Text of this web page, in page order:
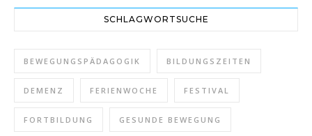
SCHLAGWORTSUCHE
BEWEGUNGSPÄDAGOGIK BILDUNGSZEITEN
DEMENZ FERIENWOCHE FESTIVAL
FORTBILDUNG GESUNDE BEWEGUNG